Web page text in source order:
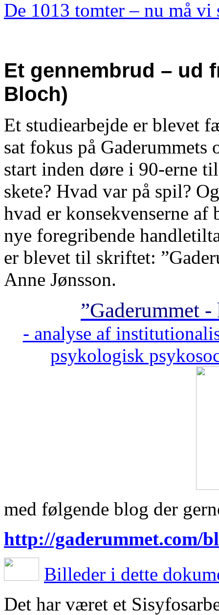
De 1013 tomter – nu må vi
Et gennembrud – ud
Bloch)
Et studiearbejde er blevet
sat fokus på Gaderummets
start inden døre i 90-erne
skete? Hvad var på spil?
hvad er konsekvenserne af
nye foregribende
er blevet til skriftet:
Anne Jønsson.
”Gaderummet
- analyse af
psykologisk
med følgende blog der
http://gaderummet.com/
Billeder i dette
Det har været et